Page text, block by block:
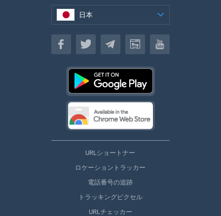
日本
日本
URLショートナー
ロケーショントラッカー
電話番号の追跡
トラッキングピクセル
URLチェッカー